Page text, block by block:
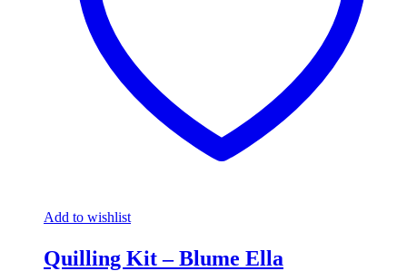
Add to wishlist
Quilling Kit – Blume Ella